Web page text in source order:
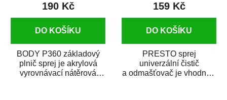
190 Kč
DO KOŠÍKU
BODY P360 základový
plnič sprej je akrylová
vyrovnávací nátěrová
159 Kč
DO KOŠÍKU
PRESTO sprej
univerzální čistič
a odmašťovač je vhodný k